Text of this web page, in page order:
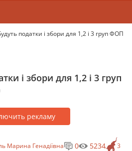
податки і збори для 1,2 і 3 груп ФОП
і збори для 1,2 і 3 груп
рекламу
Марина Генадіївна 3
0 5234